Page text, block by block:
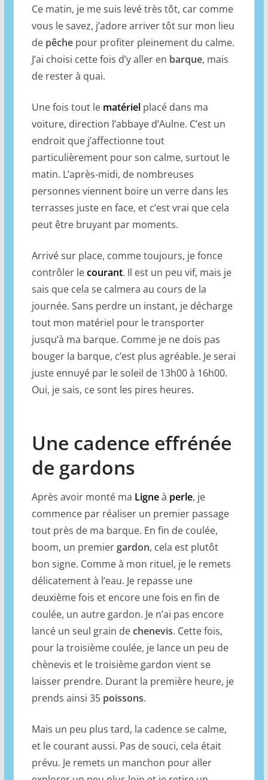
Ce matin, je me suis levé très tôt, car comme
vous le savez, j’adore arriver tôt sur mon lieu
de pêchepour profiter pleinement du calme.
J’ai choisi cette fois d’y aller en barque, mais
de rester à quai.
Une fois tout le matérielplacé dans ma
voiture, direction l’abbaye d’Aulne. C’est un
endroit que j’affectionne tout
particulièrement pour son calme, surtout le
matin. L’après-midi, de nombreuses
personnes viennent boire un verre dans les
terrasses juste en face, et c’est vrai que cela
peut être bruyant par moments.
Arrivé sur place, comme toujours, je fonce
contrôler lecourant. Il est un peu vif, mais je
sais que cela se calmera au cours de la
journée. Sans perdre un instant, je décharge
tout mon matériel pour le transporter
jusqu’à ma barque. Comme je ne dois pas
bouger la barque, c’est plus agréable. Je serai
juste ennuyé par le soleil de 13h00 à 16h00.
Oui, je sais, ce sont les pires heures.
Une cadence effrénée
de gardons
Après avoir monté ma Ligneà perle, je
commence par réaliser un premier passage
tout près de ma barque. En fin de coulée,
boom, un premiergardon, cela est plutôt
bon signe. Comme à mon rituel, je le remets
délicatement à l’eau. Je repasse une
deuxième fois et encore une fois en fin de
coulée, un autre gardon. Je n’ai pas encore
lancé un seul grain dechenevis. Cette fois,
pour la troisième coulée, je lance un peu de
chènevis et le troisième gardon vient se
laisser prendre. Durant la première heure, je
prends ainsi 35 poissons.
Mais un peu plus tard, la cadence se calme,
et le courant aussi. Pas de souci, cela était
prévu. Je remets un manchon pour aller